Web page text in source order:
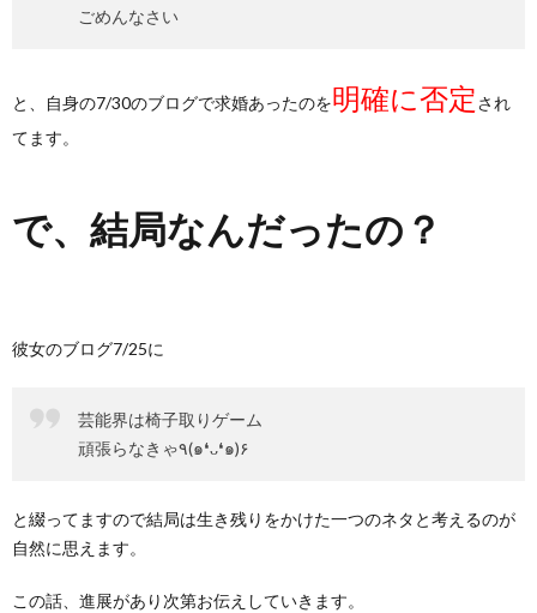
ごめんなさい
と、自身の7/30のブログで求婚あったのを明確に否定され
てます。
で、結局なんだったの？
彼女のブログ7/25に
芸能界は椅子取りゲーム
頑張らなきゃ٩(๑❛ᴗ❛๑)۶
と綴ってますので結局は生き残りをかけた一つのネタと考えるのが
自然に思えます。
この話、進展があり次第お伝えしていきます。